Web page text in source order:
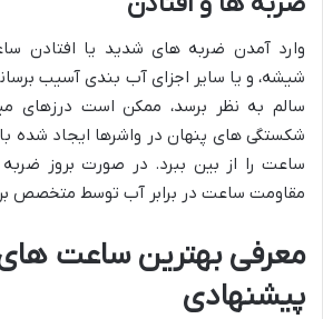
وارد آمدن ضربه های شدید یا افتادن
شیشه، و یا سایر اجزای آب بندی آسیب
سالم به نظر برسد، ممکن است درزهای
شکستگی های پنهان در واشرها ایجاد
ساعت را از بین ببرد. در صورت بروز
مقاومت ساعت در برابر آب توسط متخصص
معرفی بهترین ساعت
پیشنهادی